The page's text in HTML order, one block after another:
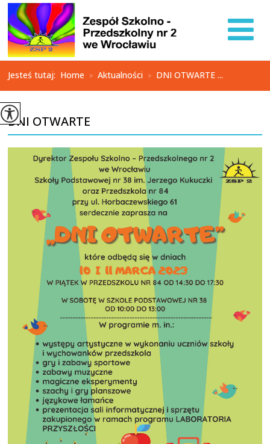
Jesteś tutaj: Home > Aktualności > DNI OTWARTE ...
DNI OTWARTE